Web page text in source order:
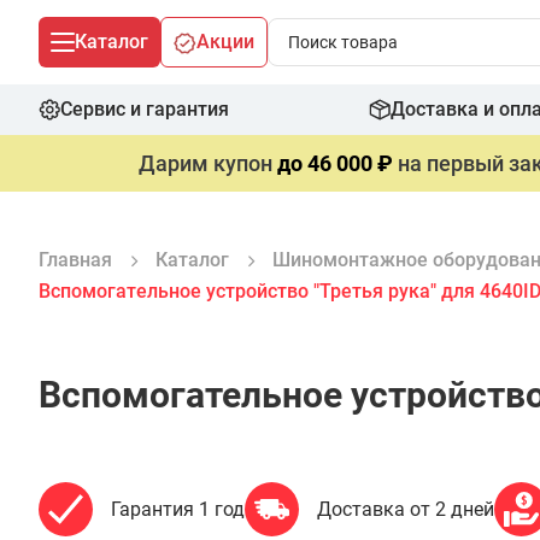
Каталог Акции
Сервис и гарантия Доставка и
Дарим купондо 46 000 ₽ на первый
Главная Каталог Шиномонтажное
Вспомогательное устройство "Третья рука" для
Вспомогательное
Гарантия 1 год Доставка от 2 дней